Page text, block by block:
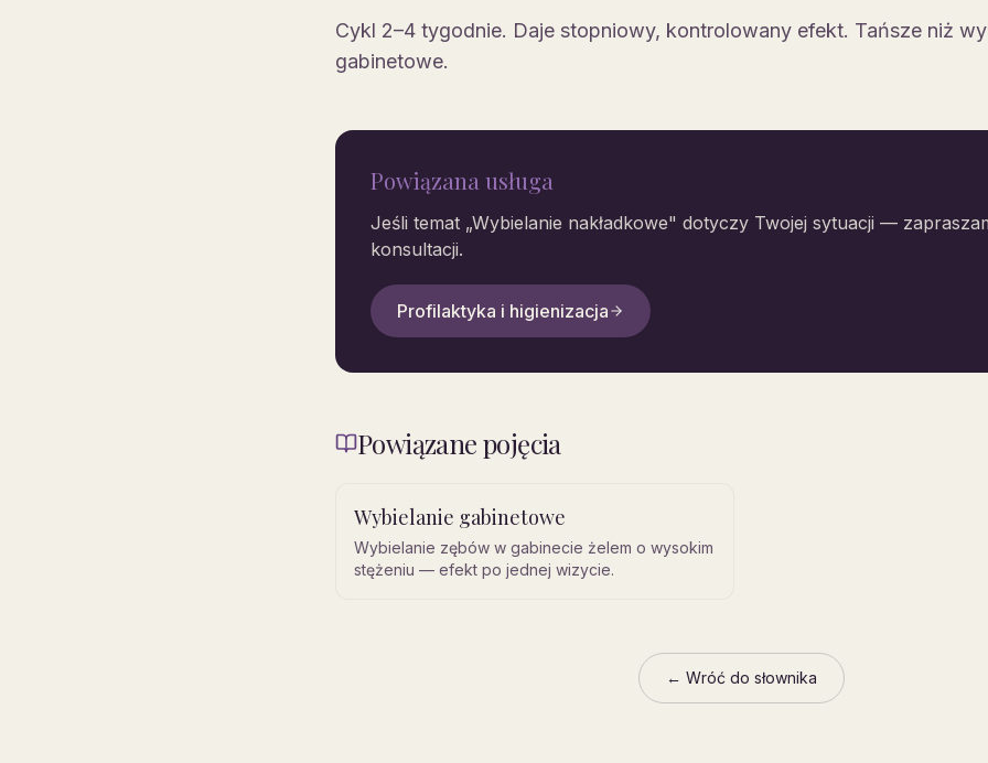
Cykl 2–4 tygodnie. Daje stopniowy, kontrolowany efekt. Tańsze niż
gabinetowe.
Powiązana usługa
Jeśli temat „Wybielanie nakładkowe" dotyczy Twojej sytuacji —
konsultacji.
Profilaktyka i higienizacja
Powiązane pojęcia
Wybielanie gabinetowe
Wybielanie zębów w gabinecie żelem o wysokim
stężeniu — efekt po jednej wizycie.
← Wróć do słownika